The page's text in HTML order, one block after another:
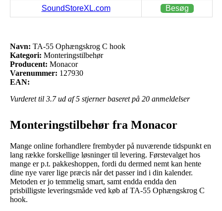
SoundStoreXL.com Besøg
Navn: TA-55 Ophængskrog C hook
Kategori: Monteringstilbehør
Producent: Monacor
Varenummer: 127930
EAN:
Vurderet til 3.7ud af 5 stjerner baseret på 20 anmeldelser
Monteringstilbehør fra Monacor
Mange online forhandlere frembyder på nuværende tidspunkt en
lang række forskellige løsninger til levering. Førstevalget hos
mange er p.t. pakkeshoppen, fordi du dermed nemt kan hente
dine nye varer lige præcis når det passer ind i din kalender.
Metoden er jo temmelig smart, samt endda endda den
prisbilligste leveringsmåde ved køb af TA-55 Ophængskrog C
hook.